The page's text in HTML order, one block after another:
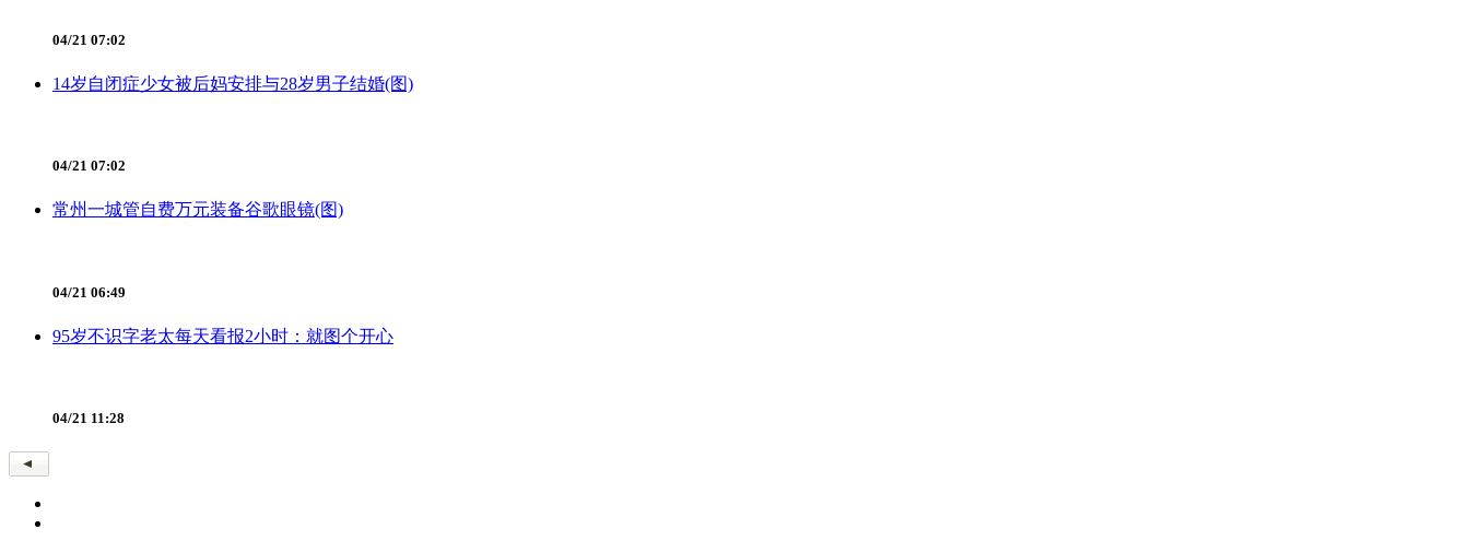
04/21 07:02
14岁自闭症少女被后妈安排与28岁男子结婚(图)
04/21 07:02
常州一城管自费万元装备谷歌眼镜(图)
04/21 06:49
95岁不识字老太每天看报2小时：就图个开心
04/21 11:28